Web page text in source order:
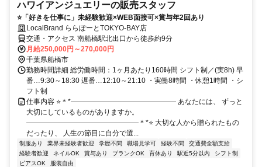
ハワイアンジュエリーの販売スタッフ
⭐「好きを仕事に」未経験歓迎×WEB面接可×賞与年2回あり
LocalBrand ららぽーとTOKYO-BAY店
交通・アクセス 南船橋駅北出口から徒歩約9分
月給250,000円～270,000円
千葉県船橋市
勤務時間詳細 総労働時間：1ヶ月あたり160時間 シフト制／(実8h) 早
番…9:30～18:30 遅番…12:10～21:10 ・実働8時間 ・休憩1時間 ・シ
フト制
仕事内容 ⭐＊*――――――――――――――― あなたには、 ずっと
大切にしているものがありますか。
――――――――――――――――＊*⭐ 大切な人から贈られたもの
だったり、 人生の節目に自分で選...
制服あり 業界未経験者歓迎 学歴不問 職場見学可 経験不問
交通費全額支給
経験者歓迎
ネイルOK 賞与あり ブランクOK 育休あり 駅近5分以内
シフト制
ピアスOK
服装自由